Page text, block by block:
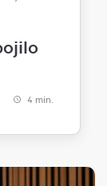
4 min.